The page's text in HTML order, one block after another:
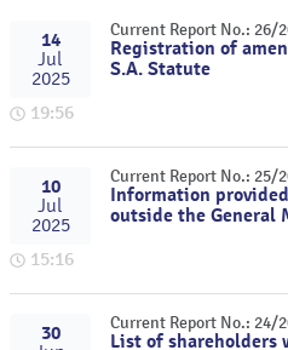
14
Jul
2025
19:56
Current Report No.: 26/
Registration of
S.A. Statute
10
Jul
2025
15:16
Current Report No.: 25/
Information
outside the General
30
Current Report No.: 24/
List of shareholders